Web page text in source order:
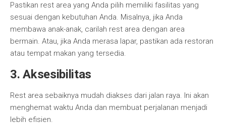
Pastikan rest area yang Anda pilih memiliki fasilitas yang
sesuai dengan kebutuhan Anda. Misalnya, jika Anda
membawa anak-anak, carilah rest area dengan area
bermain. Atau, jika Anda merasa lapar, pastikan ada restoran
atau tempat makan yang tersedia.
3. Aksesibilitas
Rest area sebaiknya mudah diakses dari jalan raya. Ini akan
menghemat waktu Anda dan membuat perjalanan menjadi
lebih efisien.